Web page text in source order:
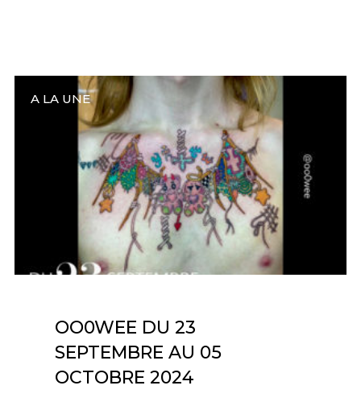
A LA UNE
OO0WEE DU 23
SEPTEMBRE AU 05
OCTOBRE 2024